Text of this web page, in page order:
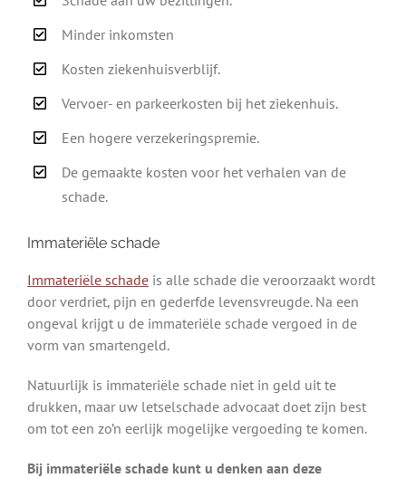
Minder inkomsten
Kosten ziekenhuisverblijf.
Vervoer- en parkeerkosten bij het ziekenhuis.
Een hogere verzekeringspremie.
De gemaakte kosten voor het verhalen van de
schade.
Immateriële schade
Immateriële schade is alle schade die veroorzaakt wordt
door verdriet, pijn en gederfde levensvreugde. Na een
ongeval krijgt u de immateriële schade vergoed in de
vorm van smartengeld.
Natuurlijk is immateriële schade niet in geld uit te
drukken, maar uw letselschade advocaat doet zijn best
om tot een zo’n eerlijk mogelijke vergoeding te komen.
Bij immateriële schade kunt u denken aan deze